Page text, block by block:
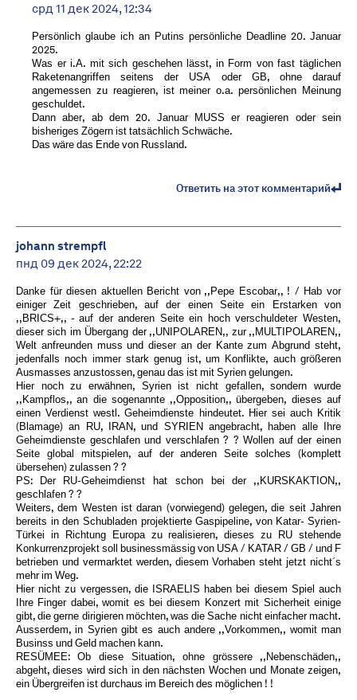
срд 11 дек 2024, 12:34
Persönlich glaube ich an Putins persönliche Deadline 20. Januar
2025.
Was er i.A. mit sich geschehen lässt, in Form von fast täglichen
Raketenangriffen seitens der USA oder GB, ohne darauf
angemessen zu reagieren, ist meiner o.a. persönlichen Meinung
geschuldet.
Dann aber, ab dem 20. Januar MUSS er reagieren oder sein
bisheriges Zögern ist tatsächlich Schwäche.
Das wäre das Ende von Russland.
Ответить на этот комментарий
johann strempfl
пнд 09 дек 2024, 22:22
Danke für diesen aktuellen Bericht von ,,Pepe Escobar,, ! / Hab vor
einiger Zeit geschrieben, auf der einen Seite ein Erstarken von
,,BRICS+,, - auf der anderen Seite ein hoch verschuldeter Westen,
dieser sich im Übergang der ,,UNIPOLAREN,, zur ,,MULTIPOLAREN,,
Welt anfreunden muss und dieser an der Kante zum Abgrund steht,
jedenfalls noch immer stark genug ist, um Konflikte, auch größeren
Ausmasses anzustossen, genau das ist mit Syrien gelungen.
Hier noch zu erwähnen, Syrien ist nicht gefallen, sondern wurde
,,Kampflos,, an die sogenannte ,,Opposition,, übergeben, dieses auf
einen Verdienst westl. Geheimdienste hindeutet. Hier sei auch Kritik
(Blamage) an RU, IRAN, und SYRIEN angebracht, haben alle Ihre
Geheimdienste geschlafen und verschlafen ? ? Wollen auf der einen
Seite global mitspielen, auf der anderen Seite solches (komplett
übersehen) zulassen ? ?
PS: Der RU-Geheimdienst hat schon bei der ,,KURSKAKTION,,
geschlafen ? ?
Weiters, dem Westen ist daran (vorwiegend) gelegen, die seit Jahren
bereits in den Schubladen projektierte Gaspipeline, von Katar- Syrien-
Türkei in Richtung Europa zu realisieren, dieses zu RU stehende
Konkurrenzprojekt soll businessmässig von USA / KATAR / GB / und F
betrieben und vermarktet werden, diesem Vorhaben steht jetzt nicht´s
mehr im Weg.
Hier nicht zu vergessen, die ISRAELIS haben bei diesem Spiel auch
Ihre Finger dabei, womit es bei diesem Konzert mit Sicherheit einige
gibt, die gerne dirigieren möchten, was die Sache nicht einfacher macht.
Ausserdem, in Syrien gibt es auch andere ,,Vorkommen,, womit man
Businss und Geld machen kann.
RESÜMEE: Ob diese Situation, ohne grössere ,,Nebenschäden,,
abgeht, dieses wird sich in den nächsten Wochen und Monate zeigen,
ein Übergreifen ist durchaus im Bereich des möglichen ! !